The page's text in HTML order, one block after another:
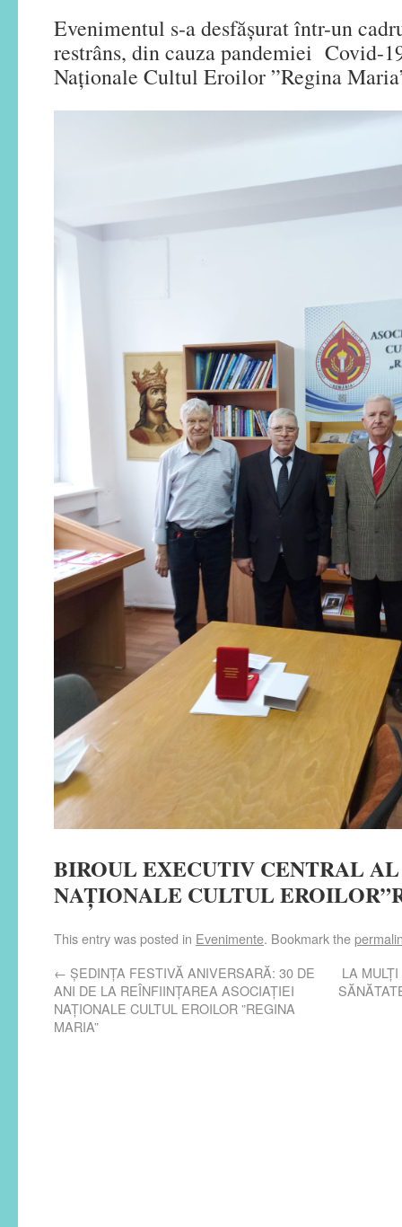
Evenimentul s-a desfășurat într-un
restrâns, din cauza pandemiei Covid-
Naționale Cultul Eroilor ”Regina
BIROUL EXECUTIV CENTRAL
NAȚIONALE CULTUL
This entry was posted in Evenimente. Bookmark the
← ȘEDINȚA FESTIVĂ ANIVERSARĂ: 30 DE
ANI DE LA REÎNFIINȚAREA ASOCIAȚIEI
NAȚIONALE CULTUL EROILOR ”REGINA
MARIA”
LA